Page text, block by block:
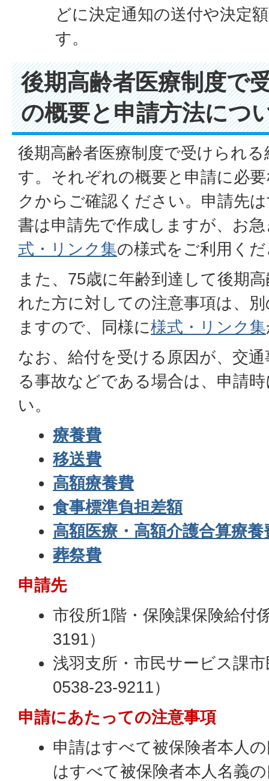
どに決定通知の送付や決定
す。
後期高齢者医療制度で
の概要と申請方法につ
後期高齢者医療制度で受けられ
す。それぞれの概要と申請に必
クからご確認ください。申請先
書は申請先で作成しますが、お
式・リンク集の様式をご利用く
また、75歳に年齢到達して後期
れた方に対しての注意事項は、
ますので、同様に様式・リンク集
なお、給付を受ける原因が、交
る事故などである場合は、申請
い。
療養費
移送費
高額療養費
食事標準負担差額
高額医療・高額介護合算療養
葬祭費
申請先
市役所1階・保険課保険給付
3191）
浅羽支所・市民サービス課
0538-23-9211）
申請にあたっての注意事項
申請はすべて被保険者本人
はすべて被保険者本人名義